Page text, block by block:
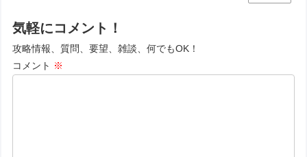
気軽にコメント！
攻略情報、質問、要望、雑談、何でもOK！
コメント ※